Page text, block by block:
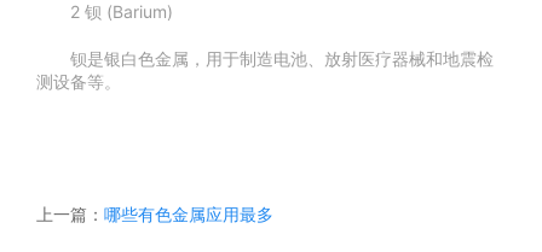
2 钡 (Barium)
钡是银白色金属，用于制造电池、放射医疗器械和地震检
测设备等。
上一篇： 哪些有色金属应用最多